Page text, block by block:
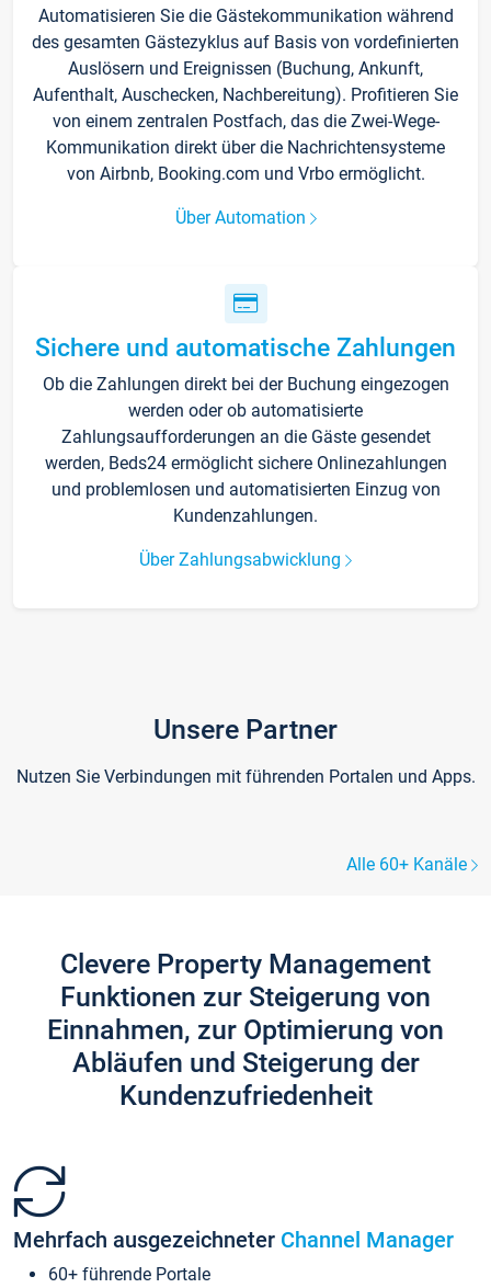
Automatisieren Sie die Gästekommunikation während
des gesamten Gästezyklus auf Basis von vordefinierten
Auslösern und Ereignissen (Buchung, Ankunft,
Aufenthalt, Auschecken, Nachbereitung). Profitieren Sie
von einem zentralen Postfach, das die Zwei-Wege-
Kommunikation direkt über die Nachrichtensysteme
von Airbnb, Booking.com und Vrbo ermöglicht.
Über Automation
Sichere und automatische Zahlungen
Ob die Zahlungen direkt bei der Buchung eingezogen
werden oder ob automatisierte
Zahlungsaufforderungen an die Gäste gesendet
werden, Beds24 ermöglicht sichere Onlinezahlungen
und problemlosen und automatisierten Einzug von
Kundenzahlungen.
Über Zahlungsabwicklung
Unsere Partner
Nutzen Sie Verbindungen mit führenden Portalen und Apps.
Alle 60+ Kanäle
Clevere Property Management
Funktionen zur Steigerung von
Einnahmen, zur Optimierung von
Abläufen und Steigerung der
Kundenzufriedenheit
Mehrfach ausgezeichneter Channel Manager
60+ führende Portale